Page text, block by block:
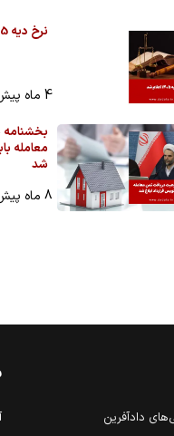
نرخ دیه 1405 اعلام شد
4 ماه پیش
معامله
شد
8 ماه پیش
دادآفرین